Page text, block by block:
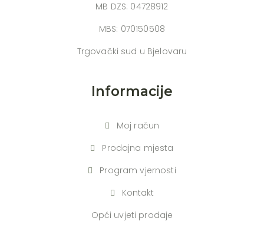
MB DZS: 04728912
MBS: 070150508
Trgovački sud u Bjelovaru
Informacije
Moj račun
Prodajna mjesta
Program vjernosti
Kontakt
Opći uvjeti prodaje